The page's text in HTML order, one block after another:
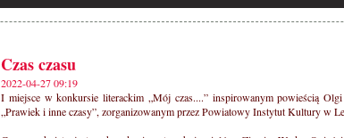
Czas czasu
2022-04-27 09:19
I miejsce w konkursie literackim „Mój czas....” inspirowanym powieścią
„Prawiek i inne czasy”, zorganizowanym przez Powiatowy Instytut Kultury w